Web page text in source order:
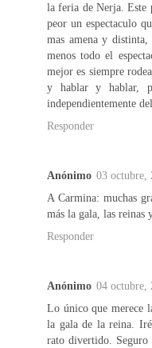
la feria de Nerja. Este
peor un espectaculo
mas amena y
menos todo el
mejor es siempre
y hablar y hablar,
independientemente
Responder
Anónimo 03 octubre,
A Carmina: muchas
más la gala, las reinas
Responder
Anónimo 04 octubre,
Lo único que merece
la gala de la reina.
rato divertido.